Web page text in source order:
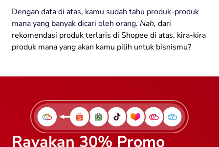
Dengan data di atas, kamu sudah tahu produk-produk
mana yang banyak dicari oleh orang. Nah, dari
rekomendasi produk terlaris di Shopee di atas, kira-kira
produk mana yang akan kamu pilih untuk bisnismu?
Rayakan 30% Promo